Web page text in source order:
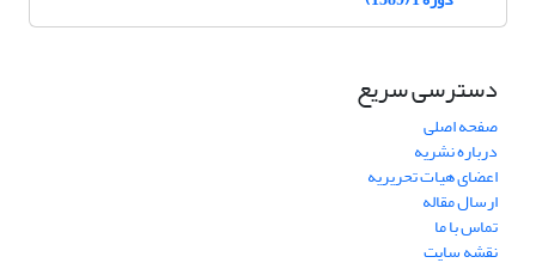
دسترسی سریع
صفحه اصلی
درباره نشریه
اعضای هیات تحریریه
ارسال مقاله
تماس با ما
نقشه سایت